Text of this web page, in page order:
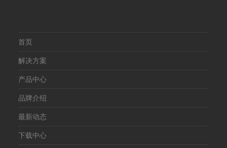
首页
解决方案
产品中心
品牌介绍
最新动态
下载中心